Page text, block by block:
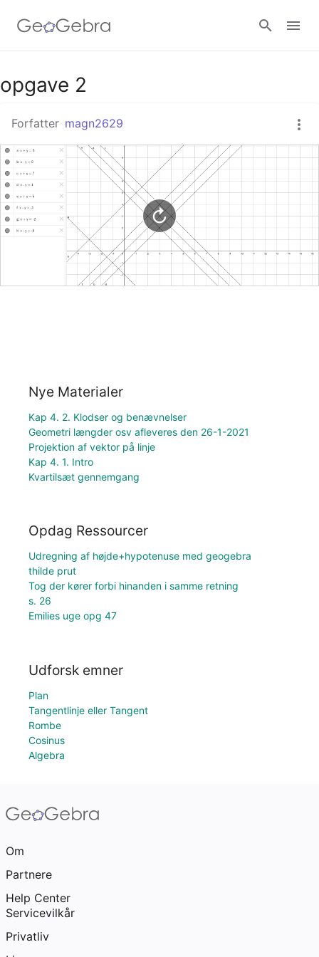
Google Classroom
GeoGebra Classroom
Log ind
opgave 2
Forfatter magn2629
Nye Materialer
Kap 4. 2. Klodser og benævnelser
Geometri længder osv afleveres den 26-1-2021
Projektion af vektor på linje
Kap 4. 1. Intro
Kvartilsæt gennemgang
Opdag Ressourcer
Udregning af højde+hypotenuse med geogebra
thilde prut
Tog der kører forbi hinanden i samme retning
s. 26
Emilies uge opg 47
Udforsk emner
Plan
Tangentlinje eller Tangent
Rombe
Cosinus
Algebra
Om
Partnere
Help Center
Servicevilkår
Privatliv